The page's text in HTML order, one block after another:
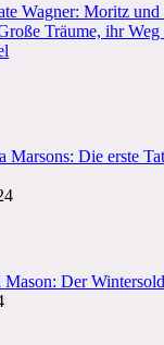
Wagner: Moritz
Träume, ihr
Marsons: Die erste
Mason: Der